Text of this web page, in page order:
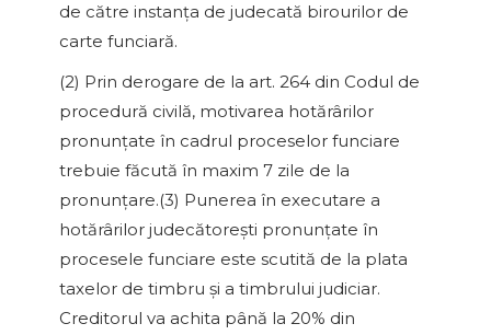
de către instanţa de judecată birourilor de
carte funciară.
(2) Prin derogare de la art. 264 din Codul de
procedură civilă, motivarea hotărârilor
pronunţate în cadrul proceselor funciare
trebuie făcută în maxim 7 zile de la
pronunţare.(3) Punerea în executare a
hotărârilor judecătoreşti pronunţate în
procesele funciare este scutită de la plata
taxelor de timbru şi a timbrului judiciar.
Creditorul va achita până la 20% din